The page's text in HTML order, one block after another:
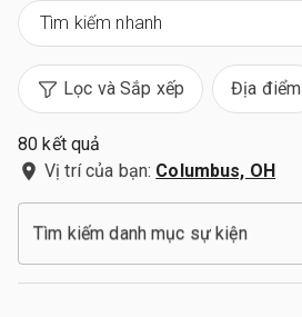
Lọc và Sắp xếp Địa điểm
80 kết quả
Vị trí của bạn: Columbus, OH
Tìm kiếm danh mục sự kiện